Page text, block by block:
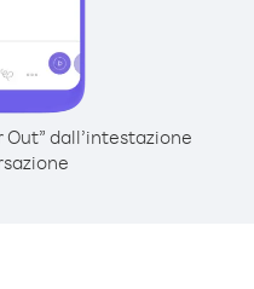
dall’intestazione